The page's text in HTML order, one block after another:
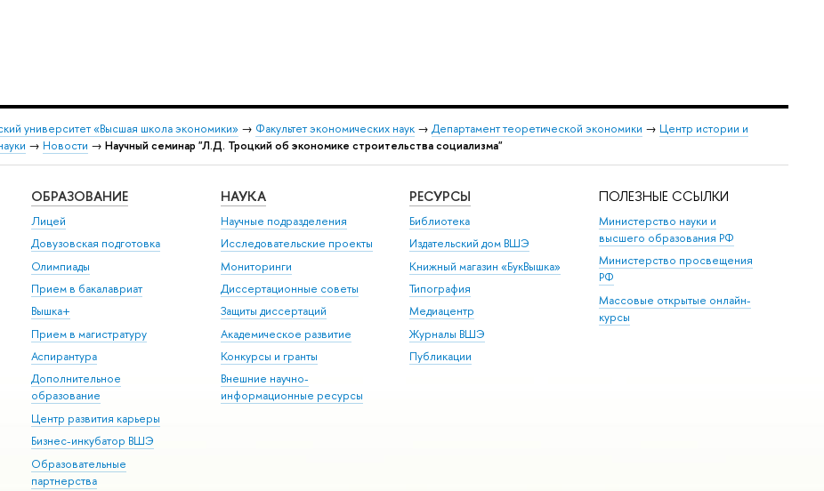
университет «Высшая школа экономики» → Факультет экономических наук → Департамент теоретической экономики → Центр истории и
→ Новости → Научный семинар "Л.Д. Троцкий об экономике строительства социализма"
ОБРАЗОВАНИЕ
Лицей
Довузовская подготовка
Олимпиады
Прием в бакалавриат
Вышка+
Прием в магистратуру
Аспирантура
Дополнительное
образование
Центр развития карьеры
Бизнес-инкубатор ВШЭ
Образовательные
партнерства
НАУКА
Научные подразделения
Исследовательские проекты
Мониторинги
Диссертационные советы
Защиты диссертаций
Академическое развитие
Конкурсы и гранты
Внешние научно-
информационные ресурсы
РЕСУРСЫ
Библиотека
Издательский дом ВШЭ
Книжный магазин «БукВышка»
Типография
Медиацентр
Журналы ВШЭ
Публикации
ПОЛЕЗНЫЕ ССЫЛКИ
Министерство науки и
высшего образования РФ
Министерство просвещения
РФ
Массовые открытые онлайн-
курсы